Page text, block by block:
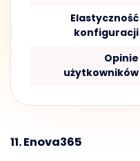
Elastyczność
konfiguracji
Opinie
użytkowników
11. Enova365